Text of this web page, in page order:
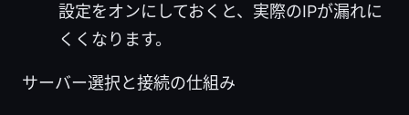
設定をオンにしておくと、実際のIPが漏れに
くくなります。
サーバー選択と接続の仕組み